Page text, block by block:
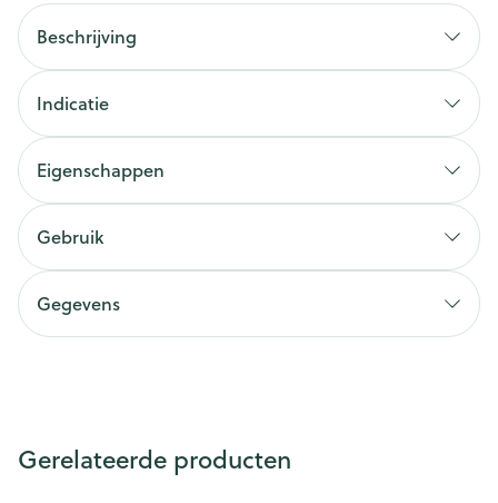
Beschrijving
Indicatie
Eigenschappen
Gebruik
Gegevens
Gerelateerde producten